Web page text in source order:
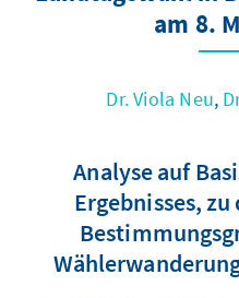
am 8.
Dr. Viola Neu,
Analyse auf
Ergebnisses,